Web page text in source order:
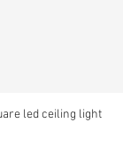
led ceiling light